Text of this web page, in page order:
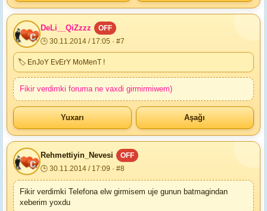
DeLi__QiZzzz
OFF
🕒 30.11.2014 / 17:05 · #7
🏷 EnJoY EvErY MoMenT !
Fikir verdimki foruma ne vaxdi girmirmiwem)
Yuxarı Aşağı
Rehmettiyin_Nevesi
OFF
🕒 30.11.2014 / 17:09 · #8
Fikir verdimki Telefona elw girmisem uje gunun batmagindan
xeberim yoxdu